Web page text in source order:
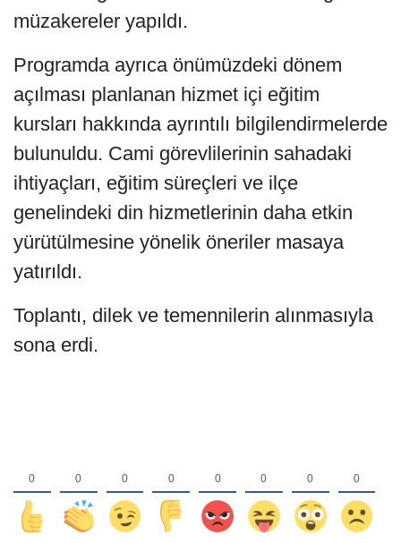
müzakereler yapıldı.
Programda ayrıca önümüzdeki dönem
açılması planlanan hizmet içi eğitim
kursları hakkında ayrıntılı bilgilendirmelerde
bulunuldu. Cami görevlilerinin sahadaki
ihtiyaçları, eğitim süreçleri ve ilçe
genelindeki din hizmetlerinin daha etkin
yürütülmesine yönelik öneriler masaya
yatırıldı.
Toplantı, dilek ve temennilerin alınmasıyla
sona erdi.